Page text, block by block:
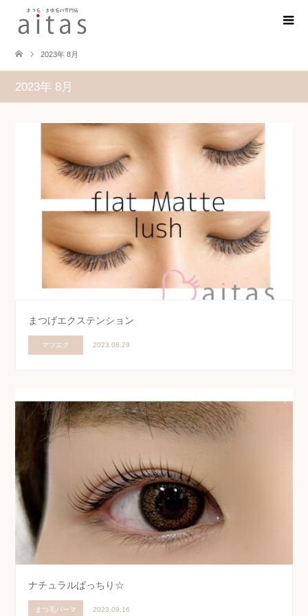
2023年 8月
2023年 8月
まつげエクステンション
マツエク 2023.08.29
ナチュラルぱっちり☆
まつ毛パーマ 2023.08.16